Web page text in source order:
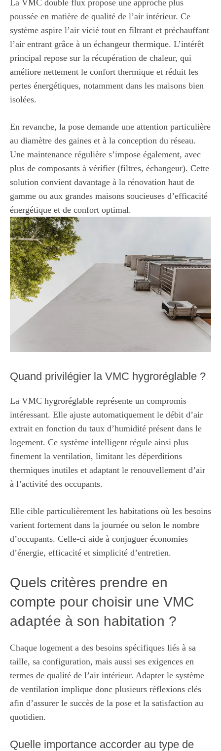
La VMC double flux propose une approche plus
poussée en matière de qualité de l’air intérieur. Ce
système aspire l’air vicié tout en filtrant et préchauffant
l’air entrant grâce à un échangeur thermique. L’intérêt
principal repose sur la récupération de chaleur, qui
améliore nettement le confort thermique et réduit les
pertes énergétiques, notamment dans les maisons bien
isolées.
En revanche, la pose demande une attention particulière
au diamètre des gaines et à la conception du réseau.
Une maintenance régulière s’impose également, avec
plus de composants à vérifier (filtres, échangeur). Cette
solution convient davantage à la rénovation haut de
gamme ou aux grandes maisons soucieuses d’efficacité
énergétique et de confort optimal.
Quand privilégier la VMC hygroréglable ?
La VMC hygroréglable représente un compromis
intéressant. Elle ajuste automatiquement le débit d’air
extrait en fonction du taux d’humidité présent dans le
logement. Ce système intelligent régule ainsi plus
finement la ventilation, limitant les déperditions
thermiques inutiles et adaptant le renouvellement d’air
à l’activité des occupants.
Elle cible particulièrement les habitations où les besoins
varient fortement dans la journée ou selon le nombre
d’occupants. Celle-ci aide à conjuguer économies
d’énergie, efficacité et simplicité d’entretien.
Quels critères prendre en
compte pour choisir une VMC
adaptée à son habitation ?
Chaque logement a des besoins spécifiques liés à sa
taille, sa configuration, mais aussi ses exigences en
termes de qualité de l’air intérieur. Adapter le système
de ventilation implique donc plusieurs réflexions clés
afin d’assurer le succès de la pose et la satisfaction au
quotidien.
Quelle importance accorder au type de